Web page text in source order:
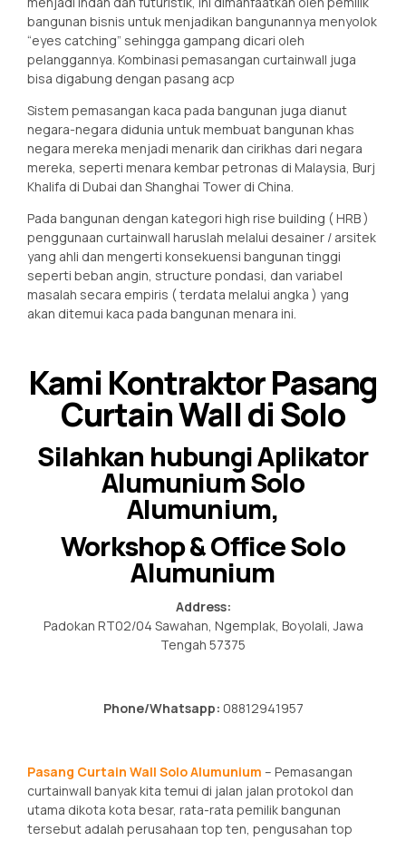
bangunan bisnis untuk menjadikan bangunannya menyolok
“eyes catching” sehingga gampang dicari oleh
pelanggannya. Kombinasi pemasangan curtainwall juga
bisa digabung dengan pasang acp
Sistem pemasangan kaca pada bangunan juga dianut
negara-negara didunia untuk membuat bangunan khas
negara mereka menjadi menarik dan cirikhas dari negara
mereka, seperti menara kembar petronas di Malaysia, Burj
Khalifa di Dubai dan Shanghai Tower di China.
Pada bangunan dengan kategori high rise building ( HRB )
penggunaan curtainwall haruslah melalui desainer / arsitek
yang ahli dan mengerti konsekuensi bangunan tinggi
seperti beban angin, structure pondasi, dan variabel
masalah secara empiris ( terdata melalui angka ) yang
akan ditemui kaca pada bangunan menara ini.
Kami Kontraktor Pasang
Curtain Wall di Solo
Silahkan hubungi Aplikator
Alumunium Solo
Alumunium,
Workshop & Office Solo
Alumunium
Address:
Padokan RT02/04 Sawahan, Ngemplak, Boyolali, Jawa
Tengah 57375
Phone/Whatsapp: 08812941957
Pasang Curtain Wall SoloAlumunium – Pemasangan
curtainwall banyak kita temui di jalan jalan protokol dan
utama dikota kota besar, rata-rata pemilik bangunan
tersebut adalah perusahaan top ten, pengusahan top